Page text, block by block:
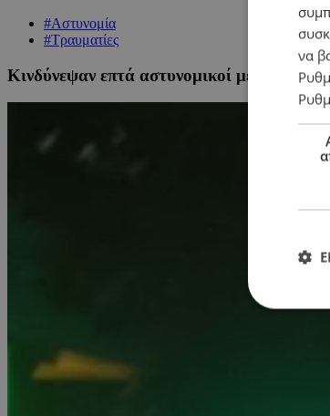
#Αστυνομία
#Τραυματίες
Κινδύνεψαν επτά αστυνομικοί μέσα σε
να